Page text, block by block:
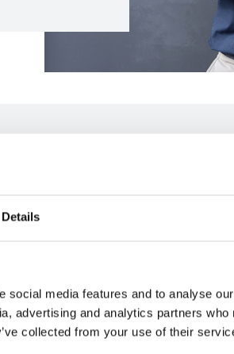
Details
media features and to analyse
advertising and analytics partners
collected from your use of their
tu
por su experiencia tanto en